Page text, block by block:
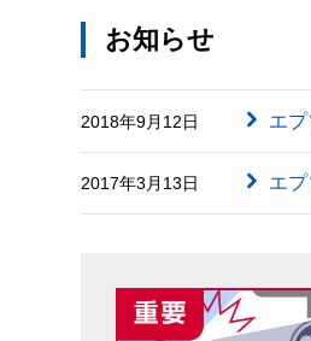
お知らせ
2018年9月12日 エ
2017年3月13日 エ